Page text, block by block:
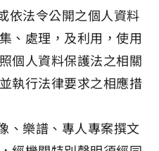
依法令公開之個人資料
、處理，及利用，使用
個人資料保護法之相關
執行法律要求之相應措
、樂譜、專人專案撰文